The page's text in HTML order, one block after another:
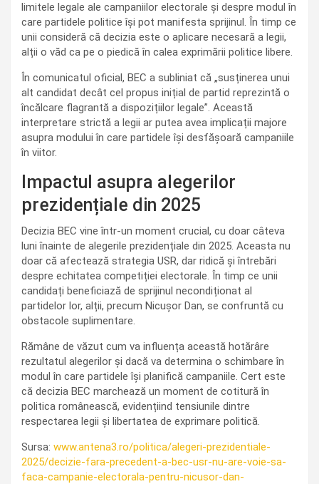
limitele legale ale campaniilor electorale și despre modul în
care partidele politice își pot manifesta sprijinul. În timp ce
unii consideră că decizia este o aplicare necesară a legii,
alții o văd ca pe o piedică în calea exprimării politice libere.
În comunicatul oficial, BEC a subliniat că „susținerea unui
alt candidat decât cel propus inițial de partid reprezintă o
încălcare flagrantă a dispozițiilor legale”. Această
interpretare strictă a legii ar putea avea implicații majore
asupra modului în care partidele își desfășoară campaniile
în viitor.
Impactul asupra alegerilor
prezidențiale din 2025
Decizia BEC vine într-un moment crucial, cu doar câteva
luni înainte de alegerile prezidențiale din 2025. Aceasta nu
doar că afectează strategia USR, dar ridică și întrebări
despre echitatea competiției electorale. În timp ce unii
candidați beneficiază de sprijinul necondiționat al
partidelor lor, alții, precum Nicușor Dan, se confruntă cu
obstacole suplimentare.
Rămâne de văzut cum va influența această hotărâre
rezultatul alegerilor și dacă va determina o schimbare în
modul în care partidele își planifică campaniile. Cert este
că decizia BEC marchează un moment de cotitură în
politica românească, evidențiind tensiunile dintre
respectarea legii și libertatea de exprimare politică.
Sursa: www.antena3.ro/politica/alegeri-prezidentiale-
2025/decizie-fara-precedent-a-bec-usr-nu-are-voie-sa-
faca-campanie-electorala-pentru-nicusor-dan-